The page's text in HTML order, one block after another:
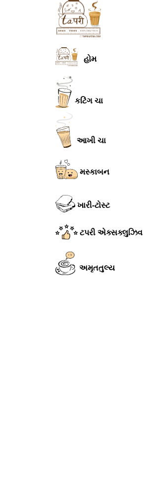
હોમ
કટિંગ ચા
આખી ચા
મસ્કાબન
ખારી-ટોસ્ટ
ટપરી એક્સક્લુઝિવ
અમૃતતુલ્ય